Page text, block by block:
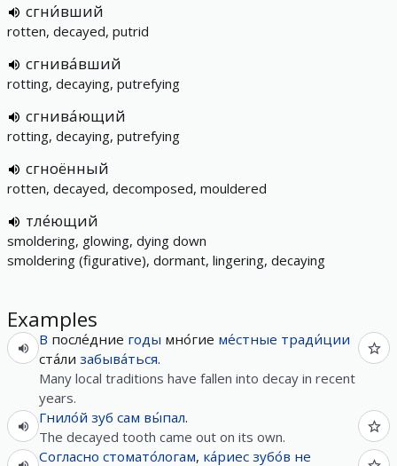
сгни́вший
rotten, decayed, putrid
сгнива́вший
rotting, decaying, putrefying
сгнива́ющий
rotting, decaying, putrefying
сгноённый
rotten, decayed, decomposed, mouldered
тле́ющий
smoldering, glowing, dying down
smoldering (figurative), dormant, lingering, decaying
Examples
В после́дние годы мно́гие ме́стные тради́ции
ста́ли забыва́ться.
Many local traditions have fallen into decay in recent
years.
Гнило́й зуб сам вы́пал.
The decayed tooth came out on its own.
Согласно стомато́логам, ка́риес зубо́в не